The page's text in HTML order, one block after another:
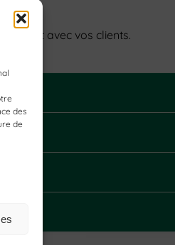
des
de
avec vos clients.